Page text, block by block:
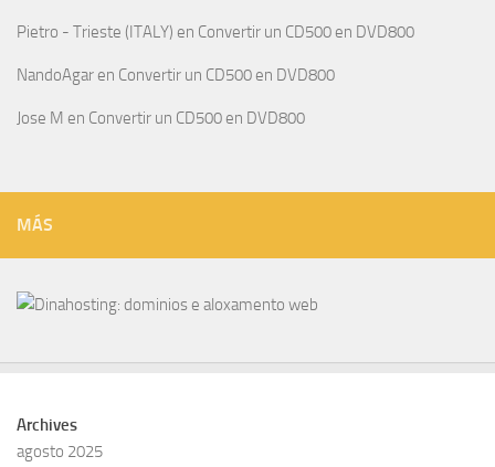
Pietro - Trieste (ITALY) en Convertir un CD500 en DVD800
NandoAgar en Convertir un CD500 en DVD800
Jose M en Convertir un CD500 en DVD800
MÁS
Archives
agosto 2025